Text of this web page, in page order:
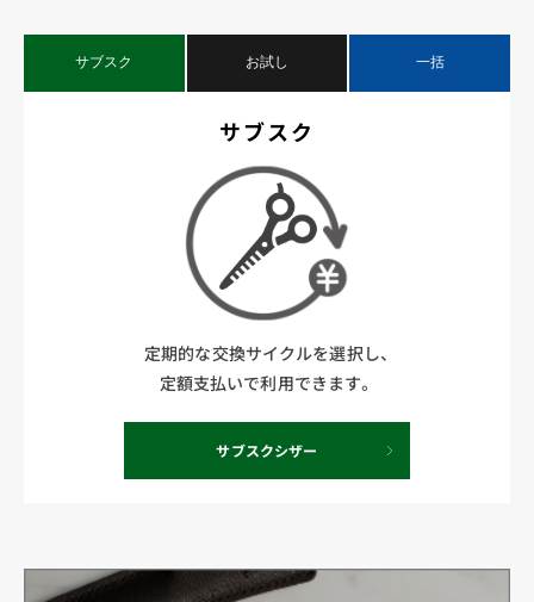
サブスク お試し 一括
サブスク
定期的な交換サイクルを選択し、
定額支払いで利用できます。
サブスクシザー